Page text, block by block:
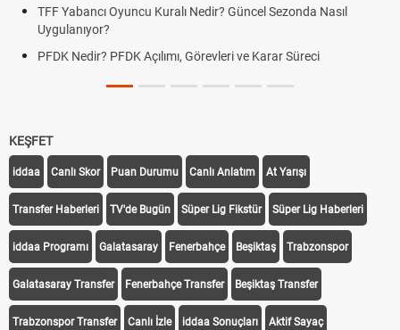
TFF Yabancı Oyuncu Kuralı Nedir? Güncel Sezonda Nasıl
Uygulanıyor?
PFDK Nedir? PFDK Açılımı, Görevleri ve Karar Süreci
KEŞFET
iddaa Canlı Skor Puan Durumu Canlı Anlatım At Yarışı
Transfer Haberleri TV'de Bugün Süper Lig Fikstür Süper Lig Haberleri
iddaa Programı Galatasaray Fenerbahçe Beşiktaş Trabzonspor
Galatasaray Transfer Fenerbahçe Transfer Beşiktaş Transfer
Trabzonspor Transfer Canlı İzle iddaa Sonuçları Aktif Sayaç